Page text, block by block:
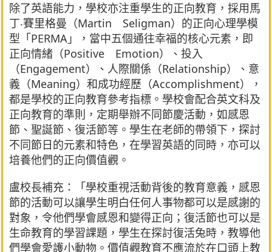
除了英語能力，學校亦注重學生的正向教育，採用馬
丁‧賽里格曼（Martin Seligman）的正向心理學模
型「PERMA」，當中五個通往幸福的核心元素，即
正向情緒（Positive Emotion）、投入
（Engagement）、人際關係（Relationship）、意
義（Meaning）和成功經歷（Accomplishment），
都是學校的正向教育參考指標。學校會配合英文科及
正向教育的準則，定期舉辦不同節慶活動，如感恩
節、聖誕節、復活節等。學生在老師的帶領下，探討
不同節日的元素和特色，在學習英語的同時，亦可以
培養他們的正向價值觀。
盧校長補充：「學校重視活動背後的教育意義，感恩
節的活動可以讓學生明白任何人事物都可以是感謝的
對象，令他們學會感恩和變得正向；復活節也可以是
生命教育的學習課題，學生在探討復活兔時，教導他
們學會愛護小動物。價值觀教育不應流於在口頭上教